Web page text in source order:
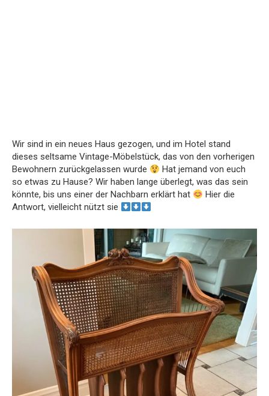
Wir sind in ein neues Haus gezogen, und im Hotel stand
dieses seltsame Vintage-Möbelstück, das von den vorherigen
Bewohnern zurückgelassen wurde
Hat jemand von euch
so etwas zu Hause? Wir haben lange überlegt, was das sein
könnte, bis uns einer der Nachbarn erklärt hat
Hier die
Antwort, vielleicht nützt sie